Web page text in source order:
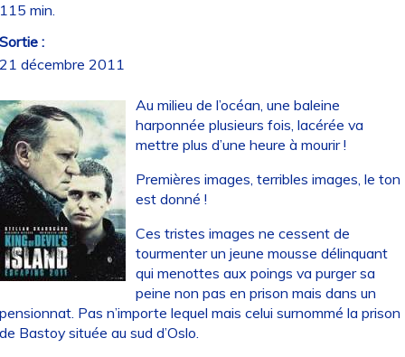
min.
:
décembre 2011
Au milieu de l’océan, une baleine
harponnée plusieurs fois, lacérée va
mettre plus d’une heure à mourir !
Premières images, terribles images, le ton
est donné !
Ces tristes images ne cessent de
tourmenter un jeune mousse délinquant
qui menottes aux poings va purger sa
peine non pas en prison mais dans un
Pas n’importe lequel mais celui surnommé la prison
Bastoy située au sud d’Oslo.